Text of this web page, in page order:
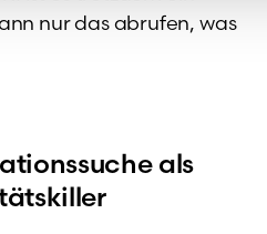
nur das abrufen, was
als